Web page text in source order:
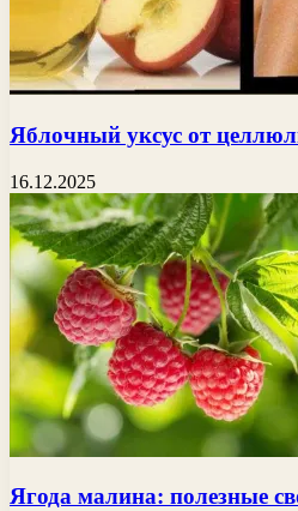
Яблочный уксус от
16.12.2025
Ягода малина: полезные